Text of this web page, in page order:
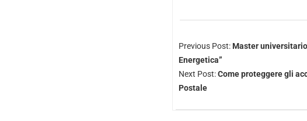
Previous Post: Master
Energetica”
Next Post:Come proteggere gli
Postale